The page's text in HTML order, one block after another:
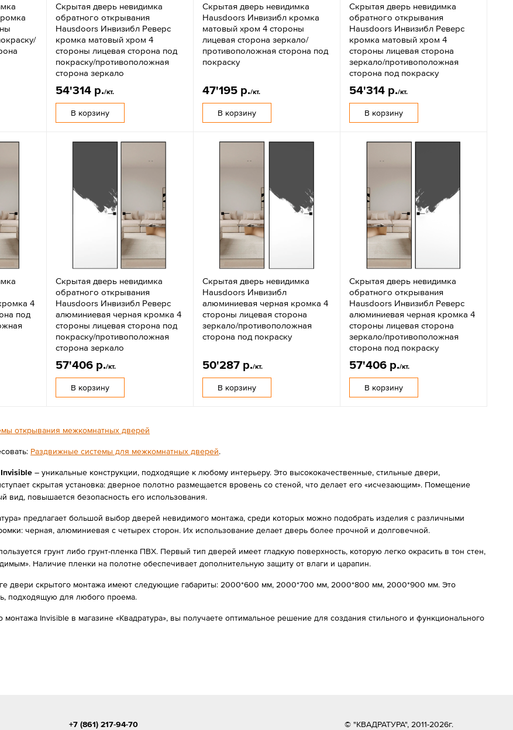
Скрытая дверь невидимка
обратного открывания
Hausdoors Инвизибл Реверс
кромка матовый хром 4
стороны лицевая сторона под
покраску/противоположная
сторона зеркало
54'314 р./кт.
В корзину
Скрытая дверь невидимка
Hausdoors Инвизибл кромка
матовый хром 4 стороны
лицевая сторона зеркало/
противоположная сторона под
покраску
47'195 р./кт.
В корзину
Скрытая дверь невидимка
обратного открывания
Hausdoors Инвизибл Реверс
кромка матовый хром 4
стороны лицевая сторона
зеркало/противоположная
сторона под покраску
54'314 р./кт.
В корзину
4
под
Скрытая дверь невидимка
обратного открывания
Hausdoors Инвизибл Реверс
алюминиевая черная кромка 4
стороны лицевая сторона под
покраску/противоположная
сторона зеркало
57'406 р./кт.
В корзину
Скрытая дверь невидимка
Hausdoors Инвизибл
алюминиевая черная кромка 4
стороны лицевая сторона
зеркало/противоположная
сторона под покраску
50'287 р./кт.
В корзину
Скрытая дверь невидимка
обратного открывания
Hausdoors Инвизибл Реверс
алюминиевая черная кромка 4
стороны лицевая сторона
зеркало/противоположная
сторона под покраску
57'406 р./кт.
В корзину
открывания межкомнатных дверей
Раздвижные системы для межкомнатных дверей.
– уникальные конструкции, подходящие к любому интерьеру. Это высококачественные, стильные двери,
скрытая установка: дверное полотно размещается вровень со стеной, что делает его «исчезающим». Помещение
вид, повышается безопасность его использования.
предлагает большой выбор дверей невидимого монтажа, среди которых можно подобрать изделия с различными
черная, алюминиевая с четырех сторон. Их использование делает дверь более прочной и долговечной.
грунт либо грунт-пленка ПВХ. Первый тип дверей имеет гладкую поверхность, которую легко окрасить в тон стен,
Наличие пленки на полотне обеспечивает дополнительную защиту от влаги и царапин.
двери скрытого монтажа имеют следующие габариты: 2000*600 мм, 2000*700 мм, 2000*800 мм, 2000*900 мм. Это
подходящую для любого проема.
монтажа Invisible в магазине «Квадратура», вы получаете оптимальное решение для создания стильного и функционального
+7 (861) 217-94-70 © "КВАДРАТУРА", 2011-2026г.